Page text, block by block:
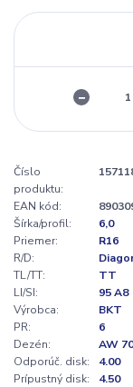
Číslo
produktu:
EAN kód:
Šírka/profil:
6,0
Priemer:
R16
R/D:
TL/TT:
TT
LI/SI:
95 A8
Výrobca:
BKT
PR:
6
Dezén:
AW
Odporúč. disk:
4.00
Prípustný disk:
4.50